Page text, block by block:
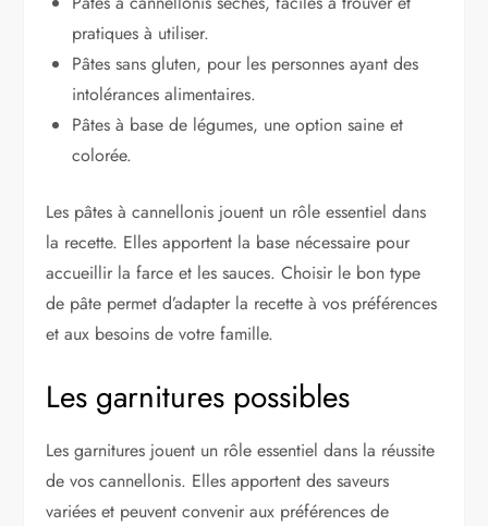
pratiques à utiliser.
Pâtes sans gluten, pour les personnes ayant des
intolérances alimentaires.
Pâtes à base de légumes, une option saine et
colorée.
Les pâtes à cannellonis jouent un rôle essentiel dans
la recette. Elles apportent la base nécessaire pour
accueillir la farce et les sauces. Choisir le bon type
de pâte permet d’adapter la recette à vos préférences
et aux besoins de votre famille.
Les garnitures possibles
Les garnitures jouent un rôle essentiel dans la réussite
de vos cannellonis. Elles apportent des saveurs
variées et peuvent convenir aux préférences de